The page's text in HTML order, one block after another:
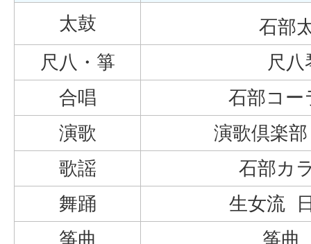
太鼓
石部
尺八・箏
尺
合唱
石部コー
演歌
演歌倶楽
歌謡
石部カ
舞踊
生女流
筝曲
筝曲